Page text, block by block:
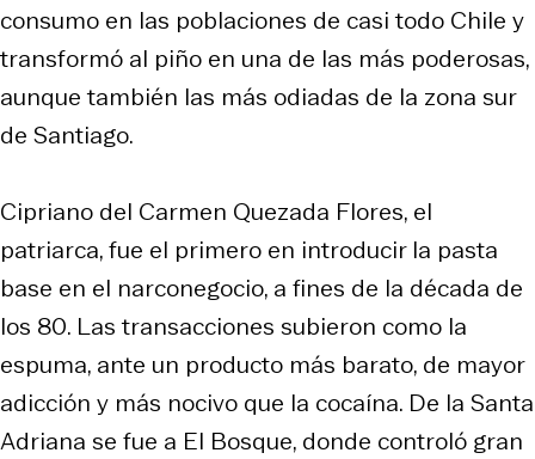
consumo en las poblaciones de casi todo Chile y
transformó al piño en una de las más poderosas,
aunque también las más odiadas de la zona sur
de Santiago.
Cipriano del Carmen Quezada Flores, el
patriarca, fue el primero en introducir la pasta
base en el narconegocio, a fines de la década de
los 80. Las transacciones subieron como la
espuma, ante un producto más barato, de mayor
adicción y más nocivo que la cocaína. De la Santa
Adriana se fue a El Bosque, donde controló gran